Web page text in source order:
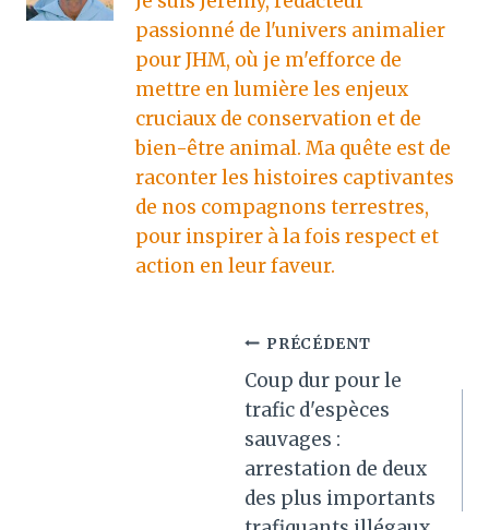
passionné de l'univers animalier
pour JHM, où je m'efforce de
mettre en lumière les enjeux
cruciaux de conservation et de
bien-être animal. Ma quête est de
raconter les histoires captivantes
de nos compagnons terrestres,
pour inspirer à la fois respect et
action en leur faveur.
PRÉCÉDENT
Coup dur pour le
trafic d'espèces
sauvages :
arrestation de deux
des plus importants